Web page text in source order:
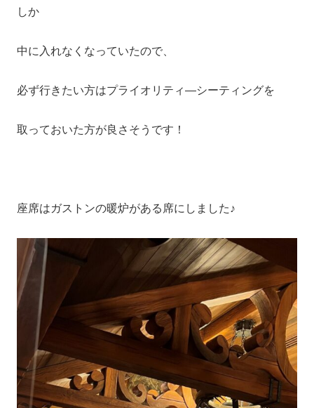
しか
中に入れなくなっていたので、
必ず行きたい方はプライオリティ―シーティングを
取っておいた方が良さそうです！
座席はガストンの暖炉がある席にしました♪